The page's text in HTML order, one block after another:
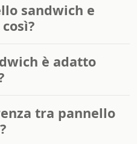
sandwich e
è adatto
tra pannello